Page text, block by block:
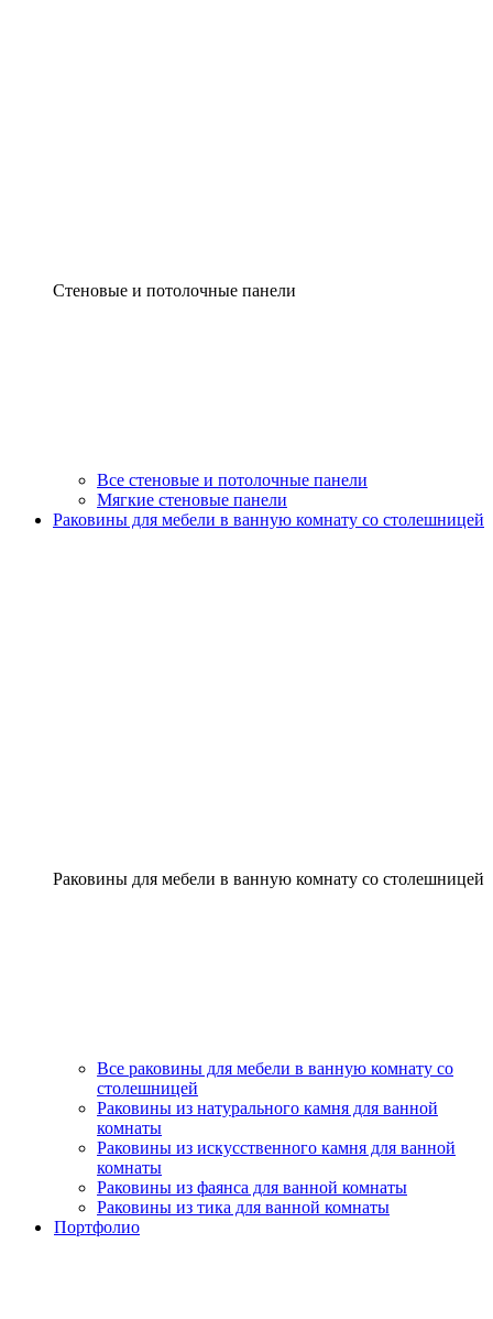
Стеновые и потолочные панели
Все стеновые и потолочные панели
Мягкие стеновые панели
Раковины для мебели в ванную комнату со столешницей
Раковины для мебели в ванную комнату со столешницей
Все раковины для мебели в ванную комнату со
столешницей
Раковины из натурального камня для ванной
комнаты
Раковины из искусственного камня для ванной
комнаты
Раковины из фаянса для ванной комнаты
Раковины из тика для ванной комнаты
Портфолио